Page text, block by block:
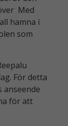
Med
hamna i
som
För detta
anseende
för att